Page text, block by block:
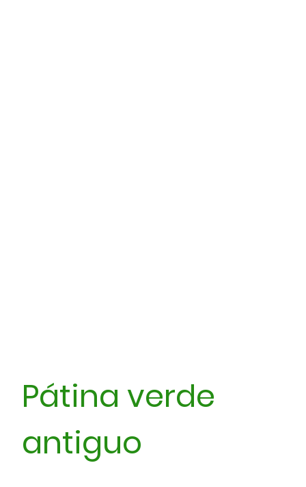
Pátina verde
antiguo